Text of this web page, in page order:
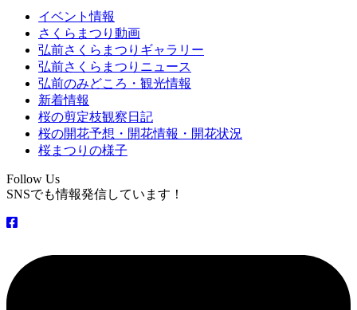
イベント情報
さくらまつり動画
弘前さくらまつりギャラリー
弘前さくらまつりニュース
弘前のみどころ・観光情報
新着情報
桜の剪定枝観察日記
桜の開花予想・開花情報・開花状況
桜まつりの様子
Follow Us
SNSでも情報発信しています！